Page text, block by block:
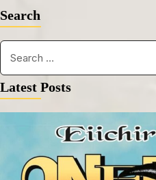
Search
Latest Posts